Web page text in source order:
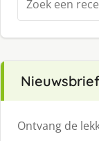
naar:
Nieuwsbrief
Ontvang de